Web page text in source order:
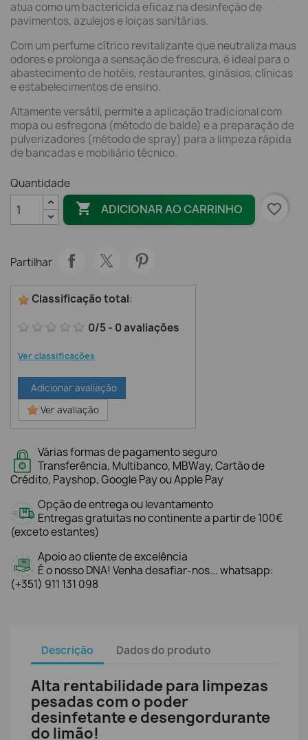
atua como um bactericida eficaz na desinfeção de
pavimentos, azulejos e loiças sanitárias.
Com um perfume cítrico revitalizante que neutraliza maus
odores e prolonga a sensação de frescura, é ideal para o
abastecimento de hotéis, restaurantes, ginásios, clínicas
e estabelecimentos de ensino.
Altamente versátil, permite a aplicação tradicional com
mopa ou esfregona (método de balde) e a preparação de
pulverizadores (método de spray) para a limpeza rápida
de bancadas e mobiliário técnico.
Quantidade
 ADICIONAR AO CARRINHO favorite_border
Partilhar
Classificação total:
0/5- 0avaliações
Ver classificações
Adicionar avaliação
Ver avaliação
Várias formas de pagamento seguro
Transferência, Multibanco, MBWay, Cartão de
Crédito, Payshop, Google Pay ou Apple Pay
Opção de entrega ou levantamento
Entregas gratuitas no continente a partir de 100€
(exceto estantes)
Apoio ao cliente de excelência
É o nosso DNA! Venha desafiar-nos... whatsapp:
(+351) 911 131 098
Descrição Dados do produto
Alta rentabilidade para limpezas
pesadas com o poder
desinfetante e desengordurante
do limão!